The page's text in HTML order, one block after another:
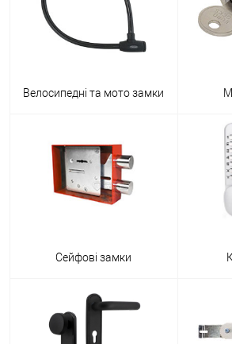
Велосипедні та мото замки
Сейфові замки